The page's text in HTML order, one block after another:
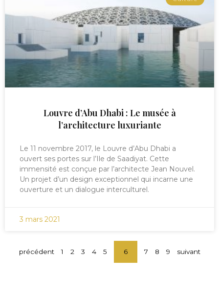
Louvre d’Abu Dhabi : Le musée à
l’architecture luxuriante
Le 11 novembre 2017, le Louvre d’Abu Dhabi a
ouvert ses portes sur l’Ile de Saadiyat. Cette
immensité est conçue par l’architecte Jean Nouvel.
Un projet d’un design exceptionnel qui incarne une
ouverture et un dialogue interculturel.
3 mars 2021
précédent 1 2 3 4 5 6 7 8 9 suivant